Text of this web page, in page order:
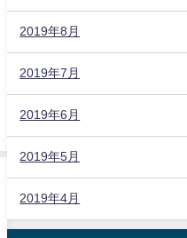
2019年8月
2019年7月
2019年6月
2019年5月
2019年4月